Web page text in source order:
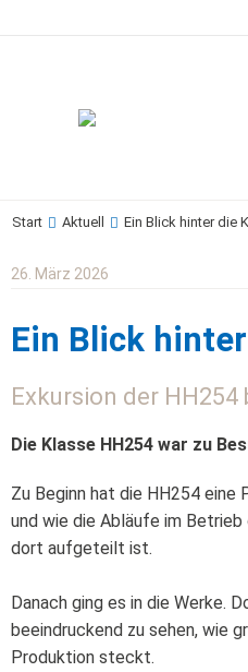
Sie befinden sich hier:
Start Aktuell Ein Blick hinter die
26. März 2026
Ein Blick
Exkursion der HH254
Die Klasse HH254 war zu
Zu Beginn hat die HH254
und wie die Abläufe im
dort aufgeteilt ist.
Danach ging es in die Werke.
beeindruckend zu sehen, wie
Produktion steckt.